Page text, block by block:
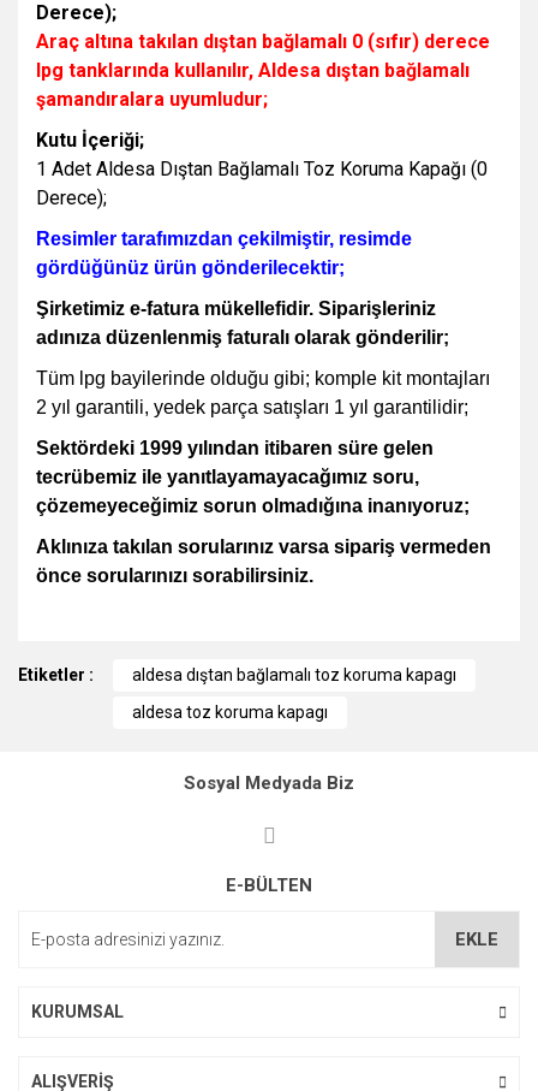
Derece);
Araç altına takılan dıştan bağlamalı 0 (sıfır) derece
lpg tanklarında kullanılır, Aldesa dıştan bağlamalı
şamandıralara uyumludur;
Kutu İçeriği;
1 Adet Aldesa Dıştan Bağlamalı Toz Koruma Kapağı (0
Derece);
Resimler tarafımızdan çekilmiştir, resimde
gördüğünüz ürün gönderilecektir;
Şirketimiz e-fatura mükellefidir. Siparişleriniz
adınıza düzenlenmiş faturalı olarak gönderilir;
Tüm lpg bayilerinde olduğu gibi; komple kit montajları
2 yıl garantili, yedek parça satışları 1 yıl garantilidir;
Sektördeki 1999 yılından itibaren süre gelen
tecrübemiz ile yanıtlayamayacağımız soru,
çözemeyeceğimiz sorun olmadığına inanıyoruz;
Aklınıza takılan sorularınız varsa sipariş vermeden
önce sorularınızı sorabilirsiniz.
konularda yetersiz gördüğünüz noktaları öneri formunu
Görüş ve önerileriniz için teşekkür ederiz.
Ürün resmi kalitesiz, bozuk veya görüntülenemiyor.
Ürün fiyatı diğer sitelerden daha pahalı.
Bu ürüne benzer farklı alternatifler olmalı.
Etiketler :
aldesa dıştan bağlamalı toz koruma kapagı
aldesa toz koruma kapagı
Sosyal Medyada Biz
E-BÜLTEN
EKLE
KURUMSAL
ALIŞVERİŞ